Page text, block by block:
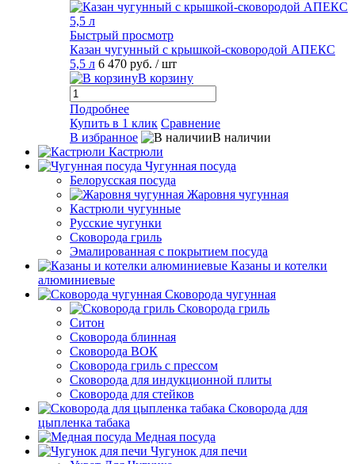
Быстрый просмотр
Казан чугунный с крышкой-сковородой АПЕКС
5,5 л 6 470 руб. / шт
В корзину
Подробнее
Купить в 1 клик Сравнение
В избранное
В наличии
Кастрюли
Чугунная посуда
Белорусская посуда
Жаровня чугунная
Кастрюли чугунные
Русские чугунки
Сковорода гриль
Эмалированная с покрытием посуда
Казаны и котелки
алюминиевые
Сковорода чугунная
Сковорода гриль
Ситон
Сковорода блинная
Сковорода ВОК
Сковорода гриль с прессом
Сковорода для индукционной плиты
Сковорода для стейков
Сковорода для
цыпленка табака
Медная посуда
Чугунок для печи